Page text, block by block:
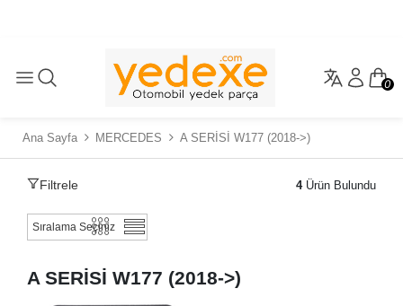
0
Ana Sayfa MERCEDES A SERİSİ W177 (2018->)
Filtrele 4Ürün Bulundu
A SERİSİ W177 (2018->)